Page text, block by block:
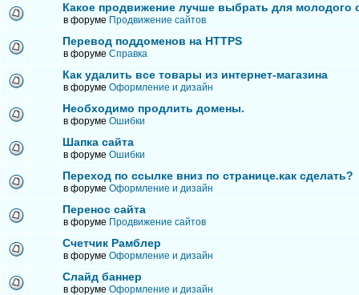
Какое продвижение лучше выбрать для молодого
в форуме Продвижение сайтов
Перевод поддоменов на HTTPS
в форуме Справка
Как удалить все товары из интернет-магазина
в форуме Оформление и дизайн
Необходимо продлить домены.
в форуме Ошибки
Шапка сайта
в форуме Ошибки
Переход по ссылке вниз по странице.как сделать?
в форуме Оформление и дизайн
Перенос сайта
в форуме Продвижение сайтов
Счетчик Рамблер
в форуме Оформление и дизайн
Слайд баннер
в форуме Оформление и дизайн